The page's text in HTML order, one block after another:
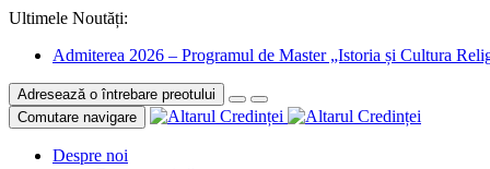
Ultimele Noutăți:
Admiterea 2026 – Programul de Master „Istoria și Cultura
Adresează o întrebare preotului
Comutare navigare
Despre noi